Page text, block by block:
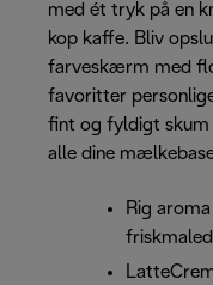
med ét tryk på en
kop kaffe. Bliv
farveskærm med
favoritter
fint og fyldigt skum
alle dine
Rig